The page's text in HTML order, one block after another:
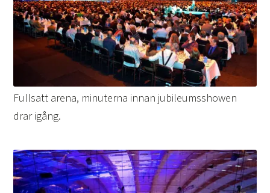
Fullsatt arena, minuterna innan jubileumsshowen
drar igång.